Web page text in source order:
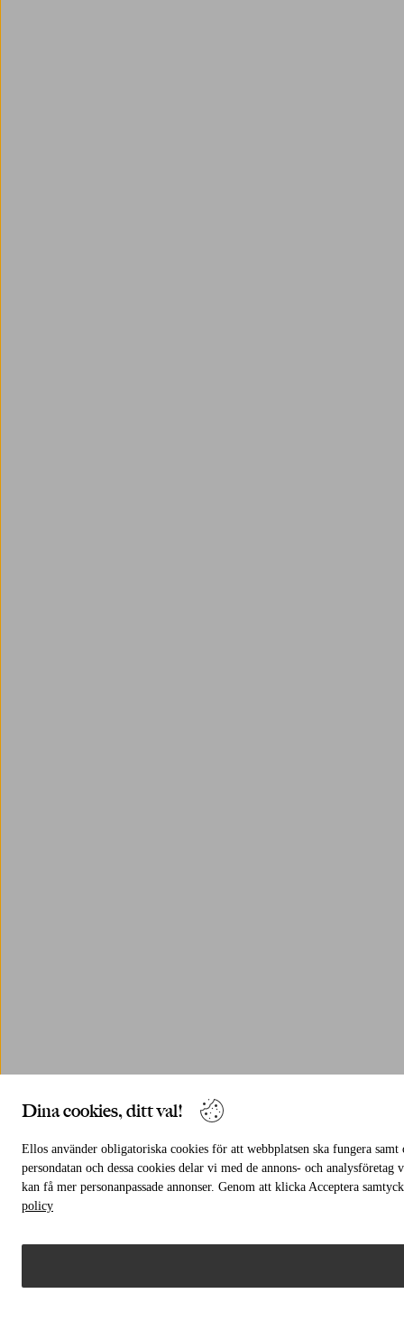
Dina cookies, ditt val!
Ellos använder obligatoriska cookies för att webbplatsen ska fungera
persondatan och dessa cookies delar vi med de annons- och
kan få mer personanpassade annonser. Genom att klicka Acceptera
policy